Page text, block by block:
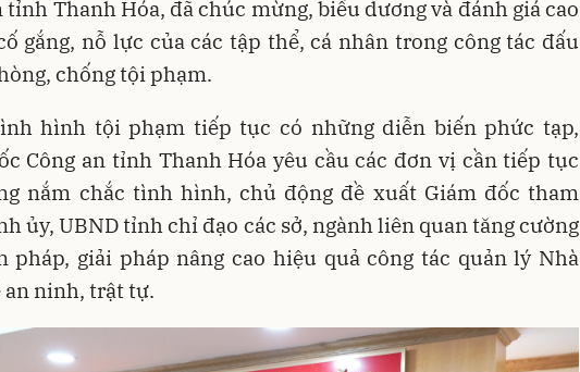
tỉnh Thanh Hóa, đã chúc mừng, biểu dương và đánh giá cao
gắng, nỗ lực của các tập thể, cá nhân trong công tác đấu
chống tội phạm.
hình tội phạm tiếp tục có những diễn biến phức tạp,
Công an tỉnh Thanh Hóa yêu cầu các đơn vị cần tiếp tục
nắm chắc tình hình, chủ động đề xuất Giám đốc tham
ủy, UBND tỉnh chỉ đạo các sở, ngành liên quan tăng cường
pháp, giải pháp nâng cao hiệu quả công tác quản lý Nhà
an ninh, trật tự.